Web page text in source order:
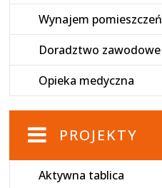
Wynajem pomieszczeń
Doradztwo zawodowe
Opieka medyczna
PROJEKTY
Aktywna tablica